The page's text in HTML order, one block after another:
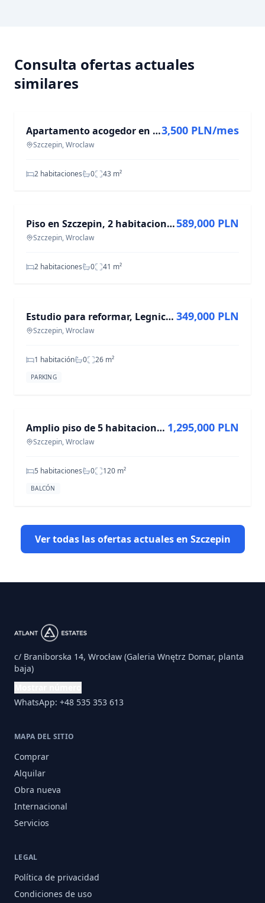
Consulta ofertas actuales
similares
Apartamento acogedor en el centro de la ciudad | 2 hab. | Cocina independiente
Szczepin, Wroclaw
3,500 PLN/mes
2 habitaciones 0 43 m²
Piso en Szczepin, 2 habitaciones, 41 m², listo para habitar
Szczepin, Wroclaw
589,000 PLN
2 habitaciones 0 41 m²
Estudio para reformar, Legnicka, Wrocław - 349 000 PLN
Szczepin, Wroclaw
349,000 PLN
1 habitación 0 26 m²
PARKING
Amplio piso de 5 habitaciones en Szczepin, 120 m²
Szczepin, Wroclaw
1,295,000 PLN
5 habitaciones 0 120 m²
BALCÓN
Ver todas las ofertas actuales en Szczepin
c/ Braniborska 14, Wrocław (Galeria Wnętrz Domar, planta
baja)
WhatsApp: +48 535 353 613
MAPA DEL SITIO
Comprar
Alquilar
Obra nueva
Internacional
Servicios
LEGAL
Política de privacidad
Condiciones de uso